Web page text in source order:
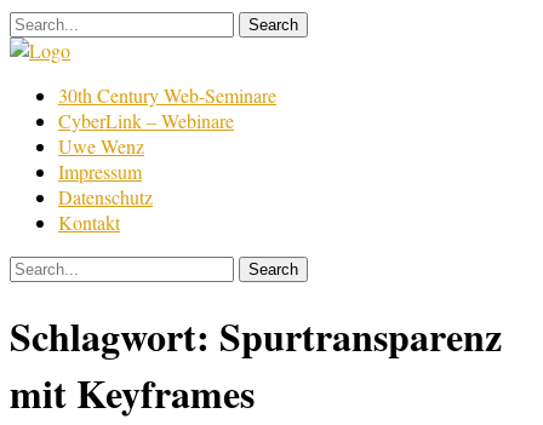
Skip
to
Film
Bearbeitung
30th Century Web-Seminare
CyberLink – Webinare
Uwe Wenz
Impressum
Datenschutz
Kontakt
Schlagwort: Spurtransparenz
mit Keyframes